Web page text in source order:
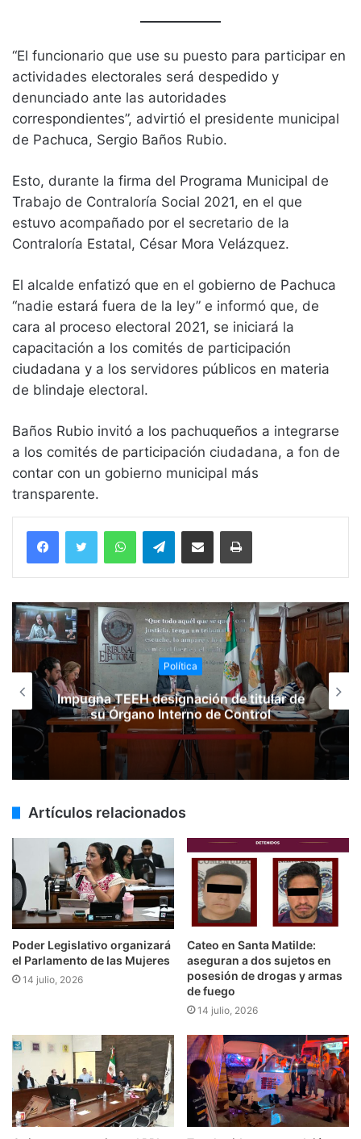
“El funcionario que use su puesto para participar en
actividades electorales será despedido y
denunciado ante las autoridades
correspondientes”, advirtió el presidente municipal
de Pachuca, Sergio Baños Rubio.
Esto, durante la firma del Programa Municipal de
Trabajo de Contraloría Social 2021, en el que
estuvo acompañado por el secretario de la
Contraloría Estatal, César Mora Velázquez.
El alcalde enfatizó que en el gobierno de Pachuca
“nadie estará fuera de la ley” e informó que, de
cara al proceso electoral 2021, se iniciará la
capacitación a los comités de participación
ciudadana y a los servidores públicos en materia
de blindaje electoral.
Baños Rubio invitó a los pachuqueños a integrarse
a los comités de participación ciudadana, a fon de
contar con un gobierno municipal más
transparente.
WhatsAppTelegramCompartir vía email Imprimir
Política
Impugna TEEH designación de titular de
su Órgano Interno de Control
Artículos relacionados
Poder Legislativo organizará
el Parlamento de las Mujeres
14 julio, 2026
Cateo en Santa Matilde:
aseguran a dos sujetos en
posesión de drogas y armas
de fuego
14 julio, 2026